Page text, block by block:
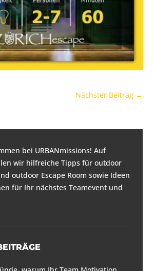
Nächster Beitrag→
bei URBANmissions! Auf
wir hilfreiche Tipps füroutdoor
outdoor Escape Room sowie Ideen
für Ihr nächstes Teamevent und